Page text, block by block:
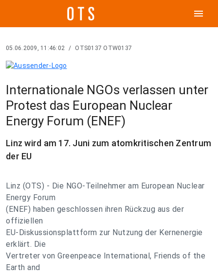
menu
05.06.2009, 11:46:02 / OTS0137 OTW0137
Internationale NGOs verlassen unter
Protest das European Nuclear
Energy Forum (ENEF)
Linz wird am 17. Juni zum atomkritischen Zentrum
der EU
Linz (OTS) - Die NGO-Teilnehmer am European Nuclear
Energy Forum
(ENEF) haben geschlossen ihren Rückzug aus der
offiziellen
EU-Diskussionsplattform zur Nutzung der Kernenergie
erklärt. Die
Vertreter von Greenpeace International, Friends of the
Earth and